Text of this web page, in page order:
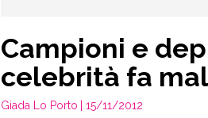
Campioni e
celebrità fa
Giada Lo Porto | 15/11/2012